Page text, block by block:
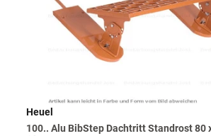
Heuel
100.. Alu BibStep Dachtritt Standrost 80